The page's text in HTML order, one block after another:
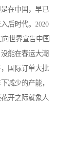
在中国，早已
后时代。2020
世界宣告中国
能在春运大潮
国际订单大批
减少的产能，
开之际就象人